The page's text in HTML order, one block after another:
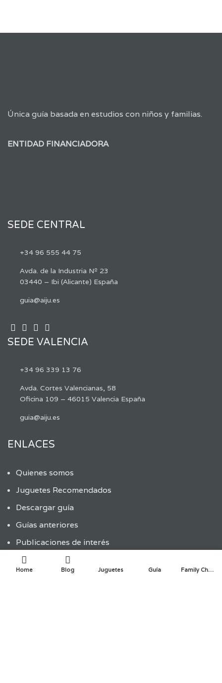
Única guía basada en estudios con niños y familias.
ENTIDAD FINANCIADORA
SEDE CENTRAL
+34 96 555 44 75
Avda. de la Industria Nº 23
03440 – Ibi (Alicante) España
guia@aiju.es
SEDE VALENCIA
+34 96 339 13 76
Avda. Cortes Valencianas, 58
Oficina 109 – 46015 Valencia España
guia@aiju.es
ENLACES
Quienes somos
Juguetes Recomendados
Descargar guía
Guías anteriores
Publicaciones de interés
Enlaces de interés
Política de privacidad y cookies
Home Blog Juguetes Guía Family Choice